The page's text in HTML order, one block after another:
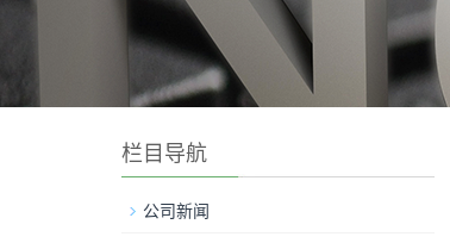
栏目导航
公司新闻